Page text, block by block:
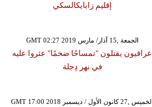
إقليم زابايكالسكي
GMT 02:27 2019 الجمعة ,15 آذار/ مارس
عراقيون يقتلون "تمساحًا ضخمًا" عثروا عليه
في نهر دِجلة
GMT 17:00 2018 الخميس ,27 كانون الأول / ديسمبر